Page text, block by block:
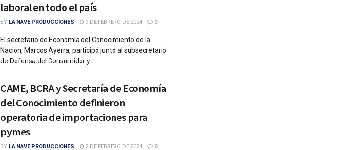
laboral en todo el país
BY LA NAVE PRODUCCIONES 9 DE FEBRERO DE 2024 0
El secretario de Economía del Conocimiento de la
Nación, Marcos Ayerra, participó junto al subsecretario
de Defensa del Consumidor y ...
CAME, BCRA y Secretaría de Economía
del Conocimiento definieron
operatoria de importaciones para
pymes
BY LA NAVE PRODUCCIONES 2 DE FEBRERO DE 2024 0